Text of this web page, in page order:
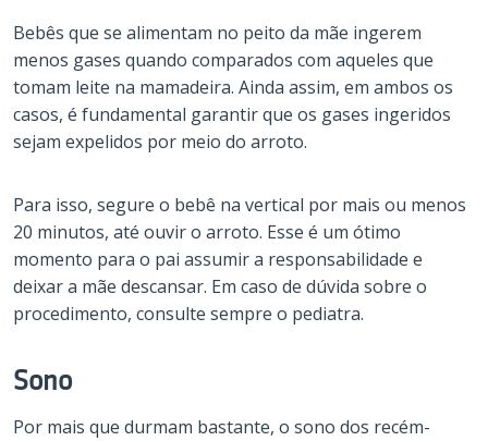
Bebês que se alimentam no peito da mãe ingerem
menos gases quando comparados com aqueles que
tomam leite na mamadeira. Ainda assim, em ambos os
casos, é fundamental garantir que os gases ingeridos
sejam expelidos por meio do arroto.
Para isso, segure o bebê na vertical por mais ou menos
20 minutos, até ouvir o arroto. Esse é um ótimo
momento para o pai assumir a responsabilidade e
deixar a mãe descansar. Em caso de dúvida sobre o
procedimento, consulte sempre o pediatra.
Sono
Por mais que durmam bastante, o sono dos recém-